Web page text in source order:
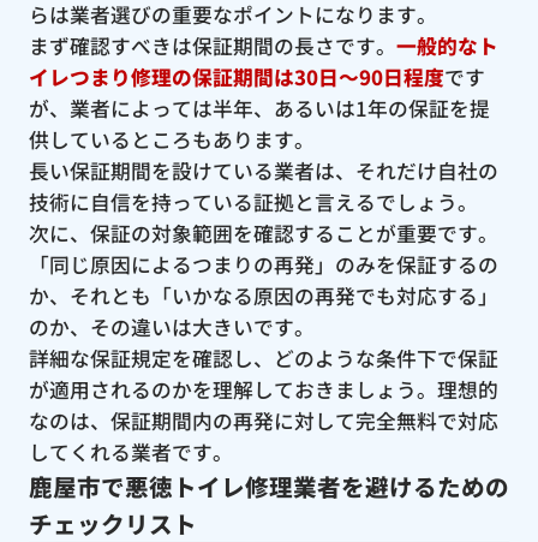
らは業者選びの重要なポイントになります。
まず確認すべきは保証期間の長さです。 一般的なト
イレつまり修理の保証期間は30日〜90日程度です
が、業者によっては半年、あるいは1年の保証を提
供しているところもあります。
長い保証期間を設けている業者は、それだけ自社の
技術に自信を持っている証拠と言えるでしょう。
次に、保証の対象範囲を確認することが重要です。
「同じ原因によるつまりの再発」のみを保証するの
か、それとも「いかなる原因の再発でも対応する」
のか、その違いは大きいです。
詳細な保証規定を確認し、どのような条件下で保証
が適用されるのかを理解しておきましょう。理想的
なのは、保証期間内の再発に対して完全無料で対応
してくれる業者です。
鹿屋市で悪徳トイレ修理業者を避けるための
チェックリスト